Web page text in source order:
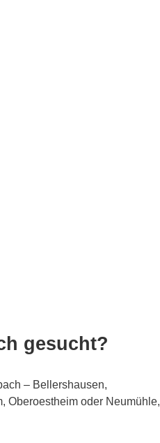
gesucht?
– Bellershausen,
Oberoestheim oder Neumühle,